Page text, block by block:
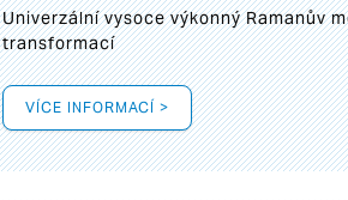
Univerzální vysoce výkonný Ramanův
transformací
VÍCE INFORMACÍ >